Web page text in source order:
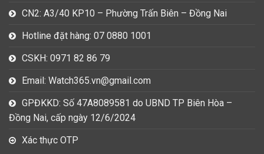
CN2: A3/40 KP10 – Phường Trấn Biên – Đồng Nai
Hotline đặt hàng: 07 0880 1001
CSKH: 0971 82 86 79
Email: Watch365.vn@gmail.com
GPĐKKD: Số 47A8089581 do UBND TP Biên Hòa –
Đồng Nai, cấp ngày 12/6/2024
Xác thực OTP